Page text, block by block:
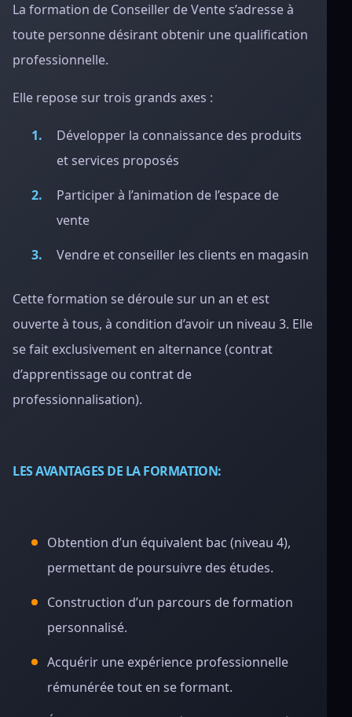
La formation de Conseiller de Vente s’adresse à
toute personne désirant obtenir une qualification
professionnelle.
Elle repose sur trois grands axes :
Développer la connaissance des produits
et services proposés
Participer à l’animation de l’espace de
vente
Vendre et conseiller les clients en magasin
Cette formation se déroule sur un an et est
ouverte à tous, à condition d’avoir un niveau 3. Elle
se fait exclusivement en alternance (contrat
d’apprentissage ou contrat de
professionnalisation).
LES AVANTAGES DE LA FORMATION:
Obtention d’un équivalent bac (niveau 4),
permettant de poursuivre des études.
Construction d’un parcours de formation
personnalisé.
Acquérir une expérience professionnelle
rémunérée tout en se formant.